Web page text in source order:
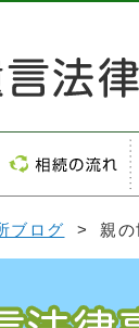
ブログ > 親の